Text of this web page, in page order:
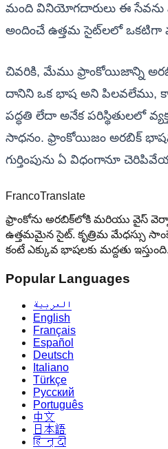
మంది వినియోగదారులు ఈ
అందించే ఉత్తమ సైట్‌లలో ఒకటిగా
చివరికి, మేము ఫ్రాంకోయిజాన్ని
దానిని ఒక భాష అని పిలవలేము,
పద్ధతి లేదా అనేక పరిస్థితులలో
సాధనం. ఫ్రాంకోయిజం అరబిక్
గుర్తింపును ఏ విధంగానూ
FrancoTranslate
ఫ్రాంకోను అరబిక్‌లోకి మరియు వైస్
ఉత్తమమైన సైట్. కృత్రిమ మేధస్సు
కంటే ఎక్కువ భాషలకు మద్దతు ఇస్తుంది.
Popular Languages
العربية
English
Français
Español
Deutsch
Italiano
Türkçe
Русский
Português
中文
日本語
हिन्दी